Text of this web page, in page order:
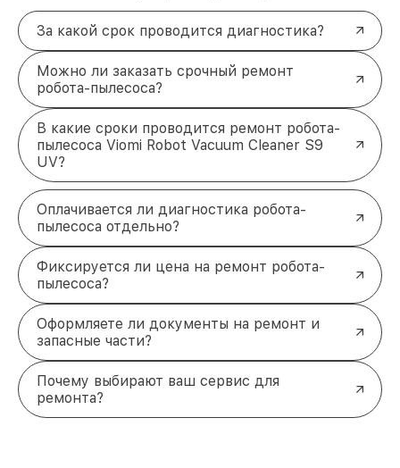
За какой срок проводится диагностика?
Можно ли заказать срочный ремонт
робота-пылесоса?
В какие сроки проводится ремонт робота-
пылесоса Viomi Robot Vacuum Cleaner S9
UV?
Оплачивается ли диагностика робота-
пылесоса отдельно?
Фиксируется ли цена на ремонт робота-
пылесоса?
Оформляете ли документы на ремонт и
запасные части?
Почему выбирают ваш сервис для
ремонта?